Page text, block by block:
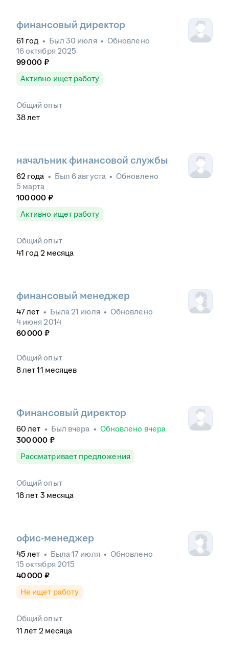
финансовый директор
61 год • Был 30 июля • Обновлено
16 октября 2025
99 000 ₽
Активно ищет работу
Общий опыт
38лет
начальник финансовой службы
62 года • Был 6 августа • Обновлено
5 марта
100 000 ₽
Активно ищет работу
Общий опыт
41 год 2 месяца
финансовый менеджер
47лет • Была 21 июля • Обновлено
4 июня 2014
60 000 ₽
Общий опыт
8лет 11 месяцев
Финансовый директор
60 лет • Был вчера • Обновлено вчера
300 000 ₽
Рассматривает предложения
Общий опыт
18лет 3 месяца
офис-менеджер
45 лет • Была17 июля • Обновлено
15 октября 2015
40 000 ₽
Не ищет работу
Общий опыт
11 лет 2 месяца